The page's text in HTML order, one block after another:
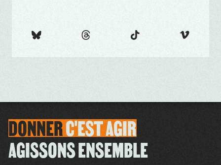
DONNERC'ESTAGIR
AGISSONS ENSEMBLE